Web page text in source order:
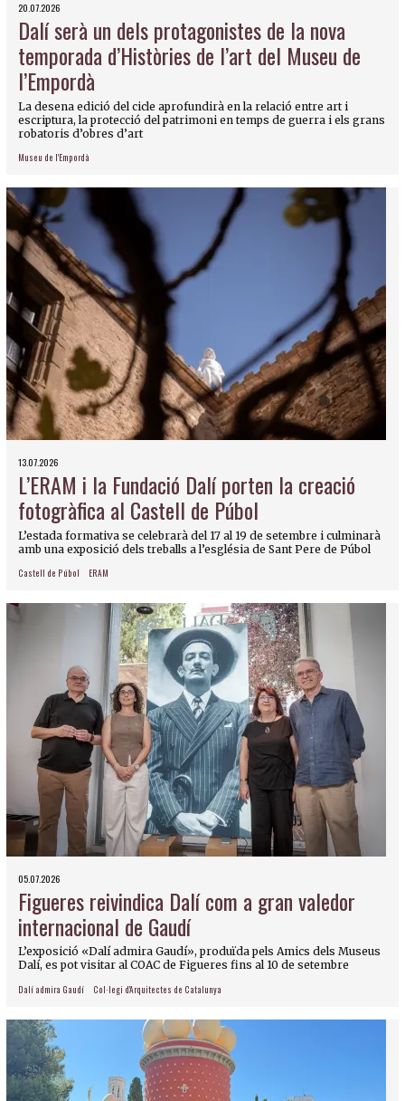
20.07.2026
Dalí serà un dels protagonistes de la nova
temporada d’Històries de l’art del Museu de
l’Empordà
La desena edició del cicle aprofundirà en la relació entre art i
escriptura, la protecció del patrimoni en temps de guerra i els grans
robatoris d’obres d’art
Museu de l'Empordà
13.07.2026
L’ERAM i la Fundació Dalí porten la creació
fotogràfica al Castell de Púbol
L’estada formativa se celebrarà del 17 al 19 de setembre i culminarà
amb una exposició dels treballs a l’església de Sant Pere de Púbol
Castell de Púbol ERAM
05.07.2026
Figueres reivindica Dalí com a gran valedor
internacional de Gaudí
L’exposició «Dalí admira Gaudí», produïda pels Amics dels Museus
Dalí, es pot visitar al COAC de Figueres fins al 10 de setembre
Dalí admira Gaudí Col·legi d'Arquitectes de Catalunya